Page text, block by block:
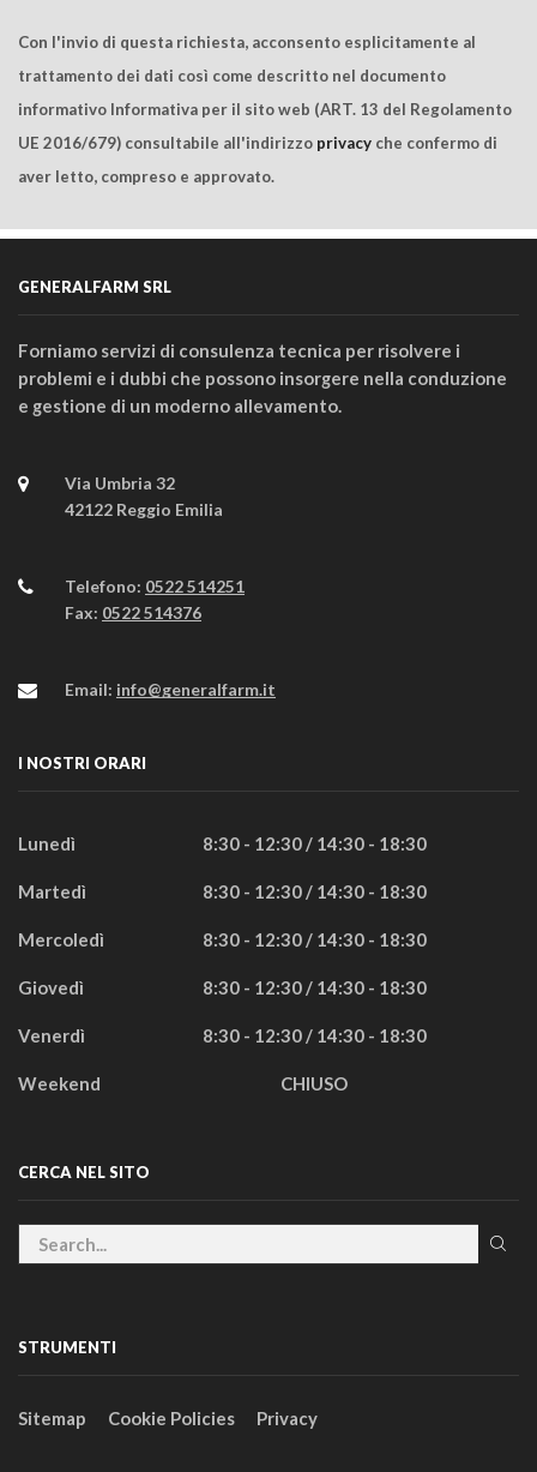
Con l'invio di questa richiesta, acconsento esplicitamente al
trattamento dei dati così come descritto nel documento
informativo Informativa per il sito web (ART. 13 del Regolamento
UE 2016/679) consultabile all'indirizzo privacy che confermo di
aver letto, compreso e approvato.
GENERALFARM SRL
Forniamo servizi di consulenza tecnica per risolvere i
problemi e i dubbi che possono insorgere nella conduzione
e gestione di un moderno allevamento.
Via Umbria 32
42122 Reggio Emilia
Telefono: 0522 514251
Fax: 0522 514376
Email: info@generalfarm.it
I NOSTRI ORARI
Lunedì 8:30 - 12:30 / 14:30 - 18:30
Martedì 8:30 - 12:30 / 14:30 - 18:30
Mercoledì 8:30 - 12:30 / 14:30 - 18:30
Giovedì 8:30 - 12:30 / 14:30 - 18:30
Venerdì 8:30 - 12:30 / 14:30 - 18:30
Weekend CHIUSO
CERCA NEL SITO
STRUMENTI
Sitemap Cookie Policies Privacy